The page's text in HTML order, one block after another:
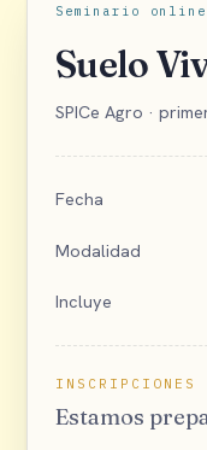
Seminario
Suelo
SPICe Agro ·
Fecha
Modalidad
Incluye
INSCRIPCIONES
Estamos